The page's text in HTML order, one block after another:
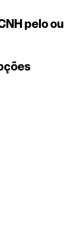
pelo ou